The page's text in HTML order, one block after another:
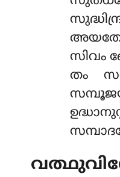
അയതോ
സിവം
തം